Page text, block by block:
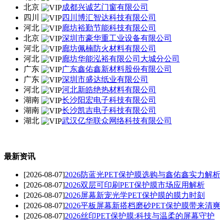
北京
成都兴诚艺门窗有限公司
四川
四川博汇智达科技有限公司
河北
廊坊裕勤节能科技有限公司
北京
深圳市豪华重工业设备有限公司
河北
廊坊佩楠防火材料有限公司
河北
廊坊华能泓裕有限公司大城分公司
广东
广东鑫佑鑫新材料股份有限公司
广东
深圳市盛达纸业有限公司
河北
河北新皓绝热材料有限公司
湖南
长沙阳宏电子科技有限公司
湖南
长沙凯吉电子科技有限公司
湖北
武汉亿华联众网络科技有限公司
最新资讯
[2026-08-07]2026防蓝光PET保护膜选购与鑫佑鑫实力解析
[2026-08-07]2026双层可印刷PET保护膜市场应用解析
[2026-08-07]2026屏幕新宠光学PET保护膜的膜力时刻
[2026-08-07]2026平板屏幕新搭档磨砂PET保护膜带来清
[2026-08-07]2026丝印PET保护膜:科技与温柔的屏幕守护